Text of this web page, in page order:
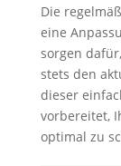
Die
eine
sorgen
stets den
dieser
vorbereitet,
optimal zu